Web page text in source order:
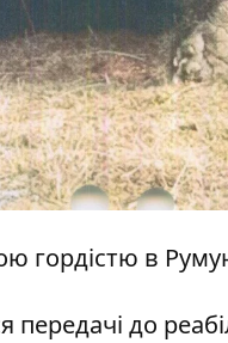
гордістю в
передачі до